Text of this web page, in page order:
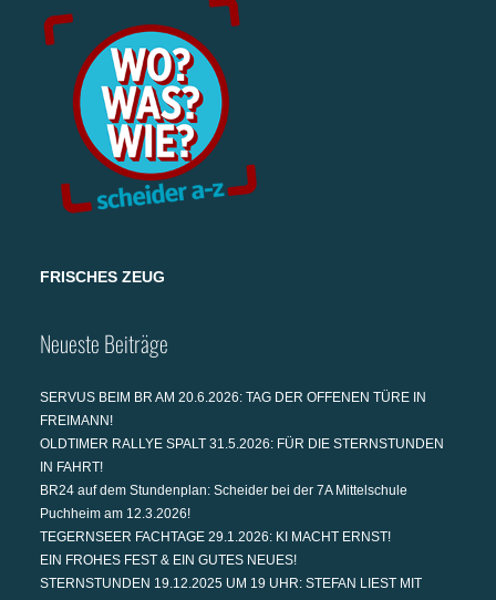
FRISCHES ZEUG
Neueste Beiträge
SERVUS BEIM BR AM 20.6.2026: TAG DER OFFENEN TÜRE IN
FREIMANN!
OLDTIMER RALLYE SPALT 31.5.2026: FÜR DIE STERNSTUNDEN
IN FAHRT!
BR24 auf dem Stundenplan: Scheider bei der 7A Mittelschule
Puchheim am 12.3.2026!
TEGERNSEER FACHTAGE 29.1.2026: KI MACHT ERNST!
EIN FROHES FEST & EIN GUTES NEUES!
STERNSTUNDEN 19.12.2025 UM 19 UHR: STEFAN LIEST MIT